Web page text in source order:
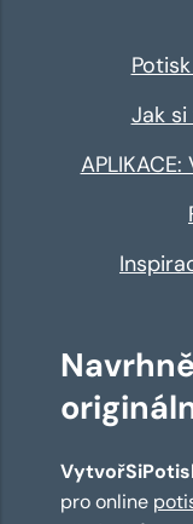
Jak
pro online